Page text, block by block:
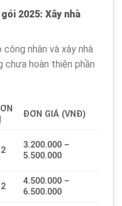
2025: Xây nhà
nhân và xây nhà
chưa hoàn thiện phần
ĐƠN GIÁ (VNĐ)
3.200.000 –
5.500.000
4.500.000 –
6.500.000